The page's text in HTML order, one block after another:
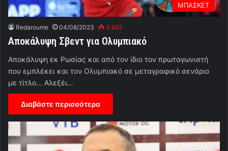
ΜΠΑΣΚΕΤ
Redaroume 04/08/2023 4,663
Αποκάλυψη Σβεντ για Ολυμπιακό
Αποκάλυψη εκ Ρωσίας και από τον ίδιο τον πρωταγωνιστή
που εμπλέκει και τον Ολυμπιακό σε μεταγραφικό σενάριο
με τίτλο… Αλεξέι…
Διαβάστε περισσότερα